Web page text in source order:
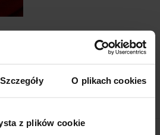
Szczegóły O plikach cookies
z plików cookie